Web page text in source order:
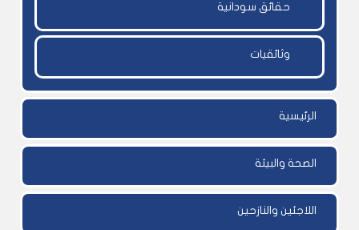
حقائق سودانية
وثائقيات
الرئيسية
الصحة والبيئة
اللاجئين والنازحين